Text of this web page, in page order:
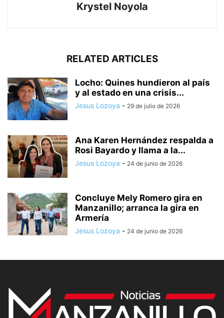
Krystel Noyola
RELATED ARTICLES
Locho: Quines hundieron al país
y al estado en una crisis...
Jesus Lozoya - 29 de julio de 2026
Ana Karen Hernández respalda a
Rosi Bayardo y llama a la...
Jesus Lozoya - 24 de junio de 2026
Concluye Mely Romero gira en
Manzanillo; arranca la gira en
Armería
Jesus Lozoya - 24 de junio de 2026